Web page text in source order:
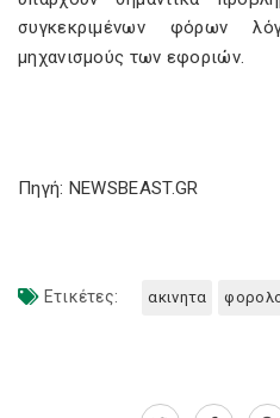
συγκεκριμένων φόρων
μηχανισμούς των εφοριών.
Πηγή: NEWSBEAST.GR
Ετικέτες: ακινητα